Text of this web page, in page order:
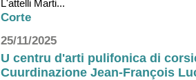
L'attelli Marti...
Corte
25/11/2025
U centru d'arti pulifonica di
Cuurdinazione Jean-François